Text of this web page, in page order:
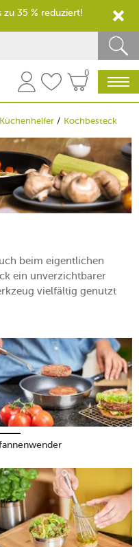
0
Küchenhelfer Kochbesteck
beim eigentlichen
ein unverzichtbarer
vielfältig genutzt
auf diversen
Kochbesteck:
und finden Sie die
Ansprüchen passen.
zu 35 % reduziert!